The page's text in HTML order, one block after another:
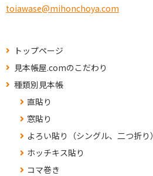
toiawase@mihonchoya.com
トップページ
見本帳屋.comのこだわり
種類別見本帳
直貼り
窓貼り
よろい貼り（シングル、二つ折り）
ホッチキス貼り
コマ巻き